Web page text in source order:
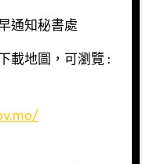
通知秘書處
載地圖，可瀏覽 :